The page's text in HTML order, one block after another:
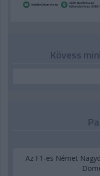
Kövess
Az F1-es Német